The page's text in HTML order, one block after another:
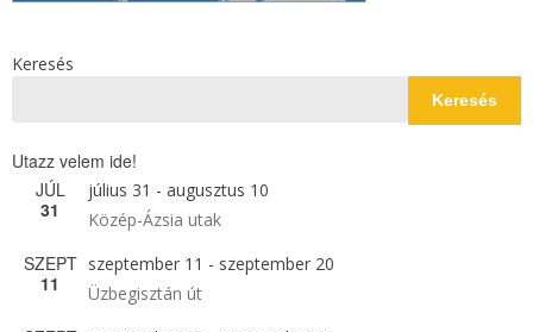
Keresés
Keresés
Utazz velem ide!
JÚL
31
július 31 - augusztus 10
Közép-Ázsia utak
SZEPT
11
szeptember 11 - szeptember 20
Üzbegisztán út